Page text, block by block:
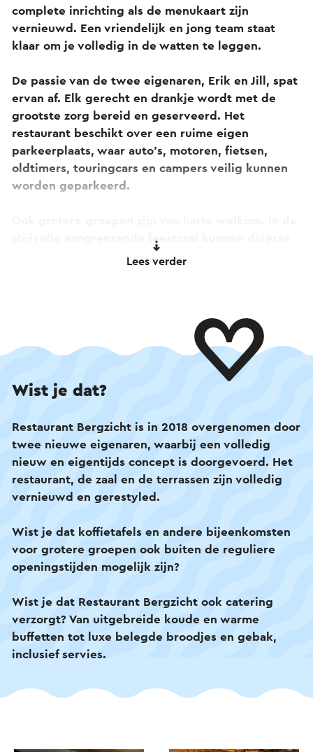
complete inrichting als de menukaart zijn
vernieuwd. Een vriendelijk en jong team staat
klaar om je volledig in de watten te leggen.
De passie van de twee eigenaren, Erik en Jill, spat
ervan af. Elk gerecht en drankje wordt met de
grootste zorg bereid en geserveerd. Het
restaurant beschikt over een ruime eigen
parkeerplaats, waar auto’s, motoren, fietsen,
oldtimers, touringcars en campers veilig kunnen
worden geparkeerd.
stijlvolle aangrenzende feestzaal kunnen diverse
evenementen worden georganiseerd. Team
Daarnaast beschikt Restaurant Bergzicht over
twee ruime en rustig gelegen terrassen, die
sfeervol zijn ingericht. Twee grote zandbakken
kunnen vermaken, terwijl ouders ontspannen
kunnen tafelen en genieten.
Tijdens de wintermaanden wordt het restaurant
sfeervol gedecoreerd. De warme inrichting en
sfeer. Het jonge en gastvrije personeel maakt de
beleving compleet. Bovendien wordt de
menukaart aangepast aan de seizoenen.
Lees verder
Wist je dat?
Restaurant Bergzicht is in 2018 overgenomen door
twee nieuwe eigenaren, waarbij een volledig
nieuw en eigentijds concept is doorgevoerd. Het
restaurant, de zaal en de terrassen zijn volledig
vernieuwd en gerestyled.
Wist je dat koffietafels en andere bijeenkomsten
voor grotere groepen ook buiten de reguliere
openingstijden mogelijk zijn?
Wist je dat Restaurant Bergzicht ook catering
verzorgt? Van uitgebreide koude en warme
buffetten tot luxe belegde broodjes en gebak,
inclusief servies.